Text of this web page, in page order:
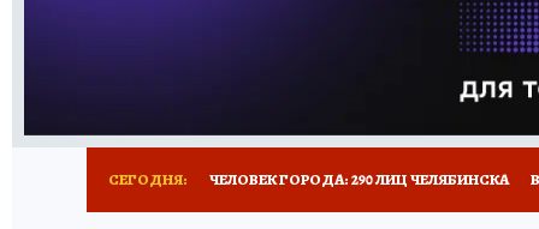
НОВОЕ НА САЙТЕ
СЕГОДНЯ: ЧЕЛОВЕК ГОРОДА: 290 ЛИЦ ЧЕЛЯБИНСКА